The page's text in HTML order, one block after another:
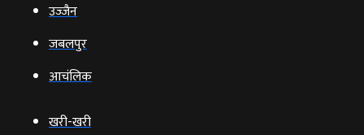
उज्‍जैन
जबलपुर
आचंलिक
खरी-खरी